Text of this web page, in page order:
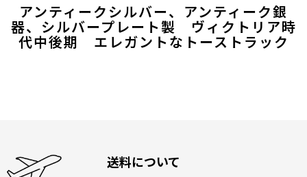
アンティークシルバー、アンティーク銀
器、シルバープレート製 ヴィクトリア時
代中後期 エレガントなトーストラック
送料について